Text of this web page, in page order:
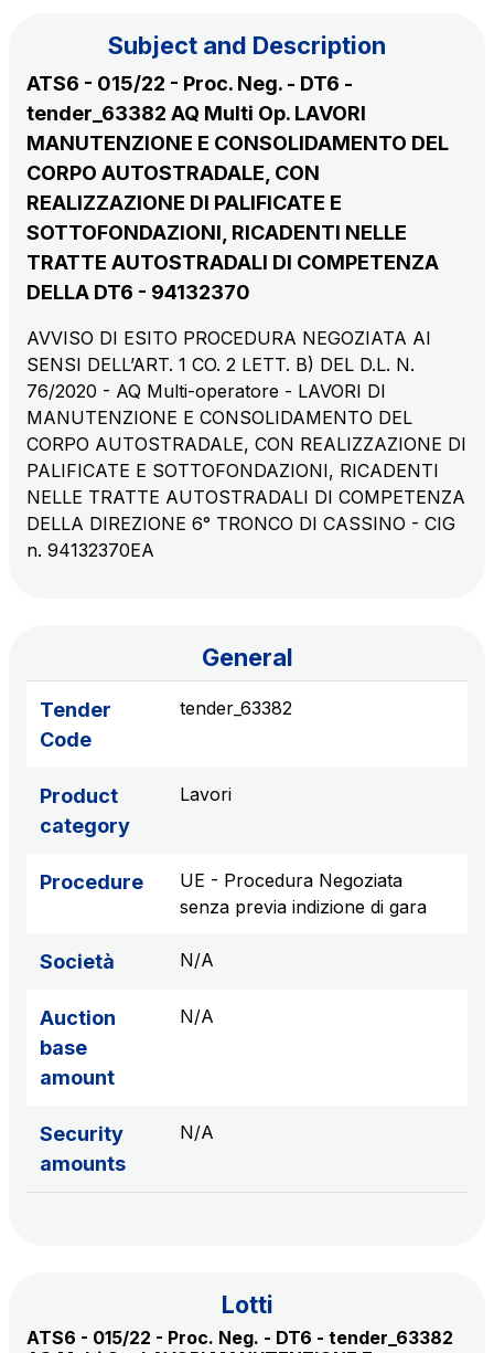
The Group
Movyon
The technology operator for the integration of
Intelligent Transport Systems solutions
Tecne
Amplia
Italy's leading company in the construction of
complex infrastructures
Elgea
Production and sale of energy from renewable
sources
YouVerse
Administrative, general and property management
Giovia
toilets
S.p.A.
Network Km: 6
Concession expiring in 2050
Raccordo Autostradale Valle d’Aosta S.p.A.
Network Km: 32
Concession expiring in 2028
Discover our App
Scan the QR Code with your mobile phone's
Find out more
Subject and Description
ATS6 - 015/22 - Proc. Neg. - DT6 -
tender_63382 AQ Multi Op. LAVORI
MANUTENZIONE E CONSOLIDAMENTO DEL
CORPO AUTOSTRADALE, CON
REALIZZAZIONE DI PALIFICATE E
SOTTOFONDAZIONI, RICADENTI NELLE
TRATTE AUTOSTRADALI DI COMPETENZA
DELLA DT6 - 94132370
AVVISO DI ESITO PROCEDURA NEGOZIATA AI
SENSI DELL’ART. 1 CO. 2 LETT. B) DEL D.L. N.
76/2020 - AQ Multi-operatore - LAVORI DI
MANUTENZIONE E CONSOLIDAMENTO DEL
CORPO AUTOSTRADALE, CON REALIZZAZIONE DI
PALIFICATE E SOTTOFONDAZIONI, RICADENTI
NELLE TRATTE AUTOSTRADALI DI COMPETENZA
DELLA DIREZIONE 6° TRONCO DI CASSINO - CIG
n. 94132370EA
General
Tender
Code
tender_63382
Product
category
Lavori
Procedure
UE - Procedura Negoziata
senza previa indizione di gara
Società N/A
Auction
base
amount
N/A
Security
amounts
N/A
Lotti
ATS6 - 015/22 - Proc. Neg. - DT6 - tender_63382